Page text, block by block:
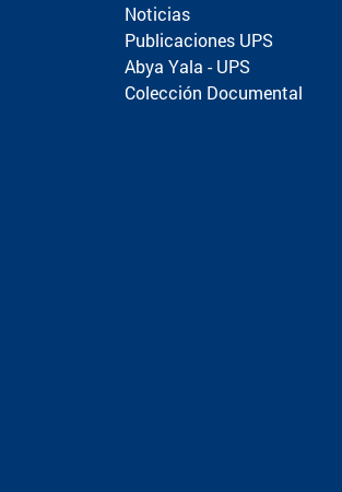
Noticias
Publicaciones UPS
Abya Yala - UPS
Colección Documental